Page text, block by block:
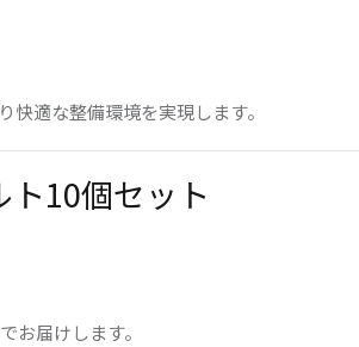
適な整備環境を実現します。
10個セット
お届けします。